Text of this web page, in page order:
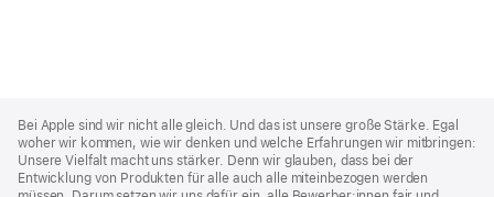
Footer
Bei Apple sind wir nicht alle gleich. Und das ist unsere große Stärke. Egal
woher wir kommen, wie wir denken und welche Erfahrungen wir mitbringen:
Unsere Vielfalt macht uns stärker. Denn wir glauben, dass bei der
Entwicklung von Produkten für alle auch alle miteinbezogen werden